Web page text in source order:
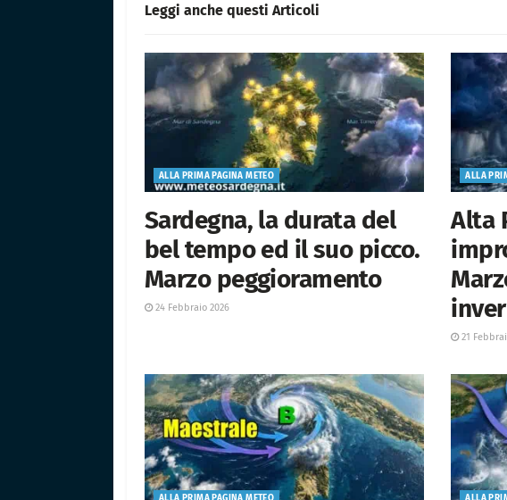
Leggi anche questi Articoli
ALLA PRIMA PAGINA METEO
Sardegna, la durata del
bel tempo ed il suo picco.
Marzo peggioramento
24 Febbraio 2026
ALLA
Alta
21